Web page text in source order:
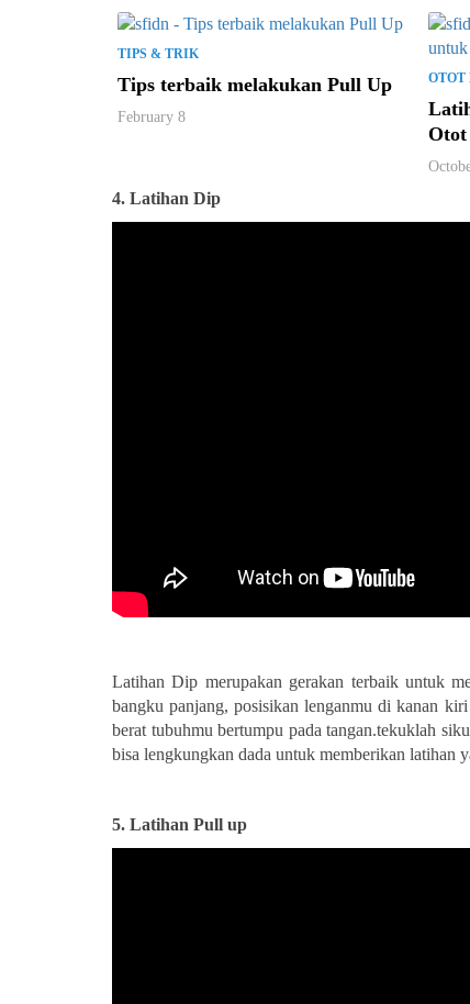
TIPS & TRIK
Tips terbaik melakukan Pull Up
February 8
OTOT
Otot
4. Latihan Dip
Latihan Dip merupakan gerakan terbaik untuk
bangku panjang, posisikan lenganmu di kanan
berat tubuhmu bertumpu pada tangan.tekuklah
bisa lengkungkan dada untuk memberikan latihan
5. Latihan Pull up